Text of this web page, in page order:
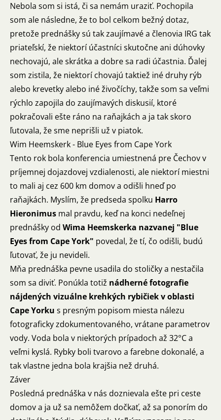
Nebola som si istá, či sa nemám uraziť. Pochopila
som ale následne, že to bol celkom bežný dotaz,
pretože prednášky sú tak zaujímavé a členovia IRG tak
priateľskí, že niektorí účastníci skutočne ani dúhovky
nechovajú, ale skrátka a dobre sa radi účastnia. Ďalej
som zistila, že niektorí chovajú taktiež iné druhy rýb
alebo krevetky alebo iné živočíchy, takže som sa veľmi
rýchlo zapojila do zaujímavých diskusií, ktoré
pokračovali ešte ráno na raňajkách a ja tak skoro
ľutovala, že sme neprišli už v piatok.
Wim Heemskerk - Blue Eyes from Cape York
Tento rok bola konferencia umiestnená pre Čechov v
príjemnej dojazdovej vzdialenosti, ale niektorí miestni
to mali aj cez 600 km domov a odišli hneď po
raňajkách. Myslím, že predseda spolku Harro
Hieronimus mal pravdu, keď na konci nedeľnej
prednášky od Wima Heemskerka nazvanej "Blue
Eyes from Cape York" povedal, že tí, čo odišli, budú
ľutovať, že ju nevideli.
Mňa prednáška pevne usadila do stoličky a nestačila
som sa diviť. Ponúkla totiž nádherné fotografie
nájdených vizuálne krehkých rybičiek v oblasti
Cape Yorku s presným popisom miesta nálezu
fotograficky zdokumentovaného, vrátane parametrov
vody. Voda bola v niektorých prípadoch až 32°C a
veľmi kyslá. Rybky boli tvarovo a farebne dokonalé, a
tak vlastne jedna bola krajšia než druhá.
Záver
Posledná prednáška v nás doznievala ešte pri ceste
domov a ja už sa nemôžem dočkať, až sa ponorím do